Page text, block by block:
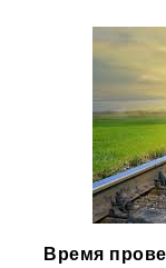
Время